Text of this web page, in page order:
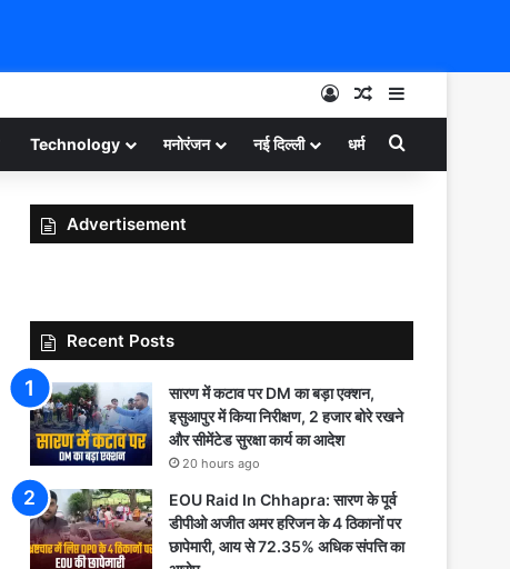
Log InRandom Article
Sidebar
Technology मनोरंजन नई दिल्ली धर्म Search for
Advertisement
Recent Posts
सारण में कटाव पर DM का बड़ा एक्शन,
इसुआपुर में किया निरीक्षण, 2 हजार बोरे रखने
और सीमेंटेड सुरक्षा कार्य का आदेश
20 hours ago
EOU Raid In Chhapra: सारण के पूर्व
डीपीओ अजीत अमर हरिजन के 4 ठिकानों पर
छापेमारी, आय से 72.35% अधिक संपत्ति का